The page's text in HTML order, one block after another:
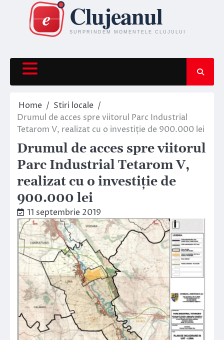
content
Home
Stiri locale
Drumul de acces spre viitorul Parc Industrial
Tetarom V, realizat cu o investiție de 900.000 lei
Drumul de acces spre viitorul
Parc Industrial Tetarom V,
realizat cu o investiție de
900.000 lei
11 septembrie 2019